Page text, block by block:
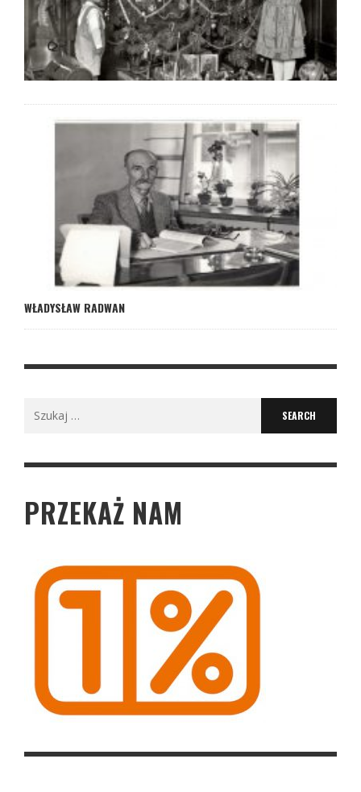
WŁADYSŁAW RADWAN
PRZEKAŻ NAM